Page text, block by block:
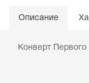
Описание
Конверт